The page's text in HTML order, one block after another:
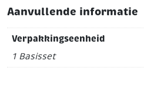
permanent rood licht, 331
Aanvullende informatie
Verpakkingseenheid
1 Basisset